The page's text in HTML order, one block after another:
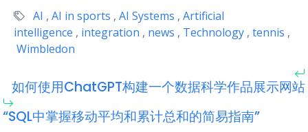
AI , AI in sports , AI Systems , Artificial
intelligence , integration , news , Technology , tennis ,
Wimbledon
如何使用ChatGPT构建一个数据科学作品展示网站
“SQL中掌握移动平均和累计总和的简易指南”